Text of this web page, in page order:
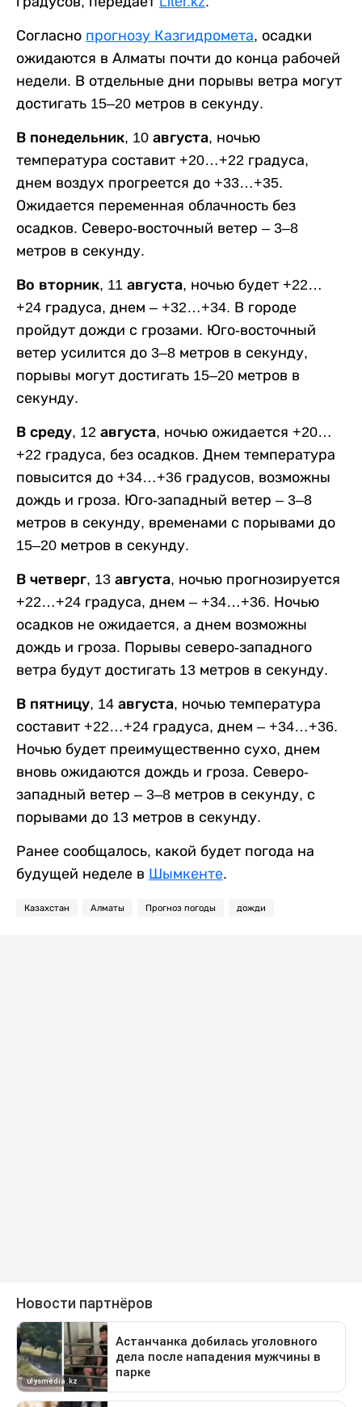
Согласно прогнозу Казгидромета, осадки
ожидаются в Алматы почти до конца рабочей
недели. В отдельные дни порывы ветра могут
достигать 15–20 метров в секунду.
В понедельник, 10 августа, ночью
температура составит +20…+22 градуса,
днем воздух прогреется до +33…+35.
Ожидается переменная облачность без
осадков. Северо-восточный ветер – 3–8
метров в секунду.
Во вторник, 11 августа, ночью будет +22…
+24 градуса, днем – +32…+34. В городе
пройдут дожди с грозами. Юго-восточный
ветер усилится до 3–8 метров в секунду,
порывы могут достигать 15–20 метров в
секунду.
В среду, 12 августа, ночью ожидается +20…
+22 градуса, без осадков. Днем температура
повысится до +34…+36 градусов, возможны
дождь и гроза. Юго-западный ветер – 3–8
метров в секунду, временами с порывами до
15–20 метров в секунду.
В четверг, 13 августа, ночью прогнозируется
+22…+24 градуса, днем – +34…+36. Ночью
осадков не ожидается, а днем возможны
дождь и гроза. Порывы северо-западного
ветра будут достигать 13 метров в секунду.
В пятницу, 14 августа, ночью температура
составит +22…+24 градуса, днем – +34…+36.
Ночью будет преимущественно сухо, днем
вновь ожидаются дождь и гроза. Северо-
западный ветер – 3–8 метров в секунду, с
порывами до 13 метров в секунду.
Ранее сообщалось, какой будет погода на
будущей неделе в Шымкенте.
Казахстан Алматы Прогноз погоды дожди